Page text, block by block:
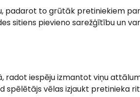
padarot to grūtāk pretiniekiem
sitiens pievieno sarežģītību un
radot iespēju izmantot viņu
spēlētājs vēlas izjaukt pretinieka